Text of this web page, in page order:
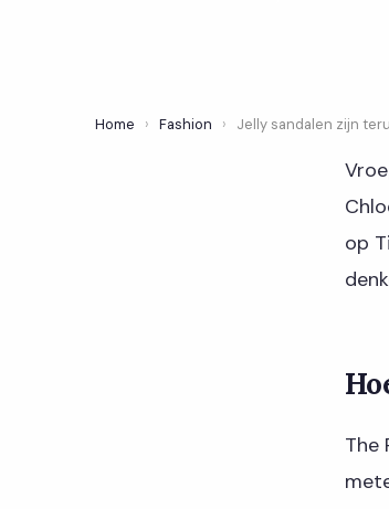
Home › Fashion › Jelly sandalen zijn
op
The